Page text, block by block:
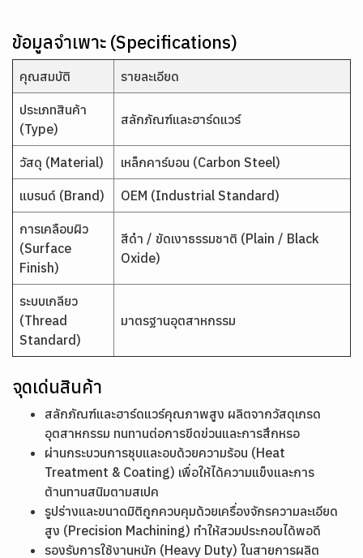
ข้อมูลจำเพาะ (Specifications)
คุณสมบัติ รายละเอียด
ประเภทสินค้า
(Type)
สลักภัณฑ์และฮาร์ดแวร์
วัสดุ (Material) เหล็กคาร์บอน (Carbon Steel)
แบรนด์ (Brand) OEM (Industrial Standard)
การเคลือบผิว
(Surface
Finish)
สีดำ / ขัดเงาธรรมชาติ (Plain / Black
Oxide)
ระบบเกลียว
(Thread
Standard)
มาตรฐานอุตสาหกรรม
จุดเด่นสินค้า
สลักภัณฑ์และฮาร์ดแวร์คุณภาพสูง ผลิตจากวัสดุเกรด
อุตสาหกรรม ทนทานต่อการขีดข่วนและการสึกหรอ
ผ่านกระบวนการชุบและอบด้วยความร้อน (Heat
Treatment & Coating) เพื่อให้ได้ความแข็งและการ
ต้านทานสนิมตามสเปค
รูปร่างและขนาดมิติถูกควบคุมด้วยเครื่องจักรความละเอียด
สูง (Precision Machining) ทำให้สวมประกอบได้พอดี
รองรับการใช้งานหนัก (Heavy Duty) ในสายการผลิต